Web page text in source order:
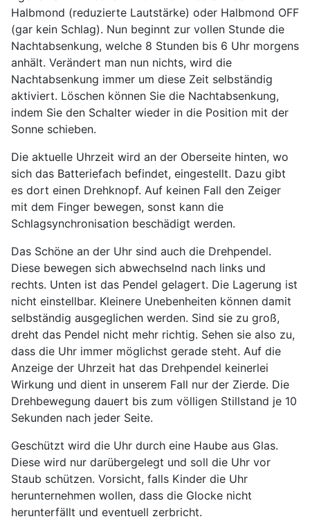
Halbmond (reduzierte Lautstärke) oder Halbmond OFF
(gar kein Schlag). Nun beginnt zur vollen Stunde die
Nachtabsenkung, welche 8 Stunden bis 6 Uhr morgens
anhält. Verändert man nun nichts, wird die
Nachtabsenkung immer um diese Zeit selbständig
aktiviert. Löschen können Sie die Nachtabsenkung,
indem Sie den Schalter wieder in die Position mit der
Sonne schieben.
Die aktuelle Uhrzeit wird an der Oberseite hinten, wo
sich das Batteriefach befindet, eingestellt. Dazu gibt
es dort einen Drehknopf. Auf keinen Fall den Zeiger
mit dem Finger bewegen, sonst kann die
Schlagsynchronisation beschädigt werden.
Das Schöne an der Uhr sind auch die Drehpendel.
Diese bewegen sich abwechselnd nach links und
rechts. Unten ist das Pendel gelagert. Die Lagerung ist
nicht einstellbar. Kleinere Unebenheiten können damit
selbständig ausgeglichen werden. Sind sie zu groß,
dreht das Pendel nicht mehr richtig. Sehen sie also zu,
dass die Uhr immer möglichst gerade steht. Auf die
Anzeige der Uhrzeit hat das Drehpendel keinerlei
Wirkung und dient in unserem Fall nur der Zierde. Die
Drehbewegung dauert bis zum völligen Stillstand je 10
Sekunden nach jeder Seite.
Geschützt wird die Uhr durch eine Haube aus Glas.
Diese wird nur darübergelegt und soll die Uhr vor
Staub schützen. Vorsicht, falls Kinder die Uhr
herunternehmen wollen, dass die Glocke nicht
herunterfällt und eventuell zerbricht.